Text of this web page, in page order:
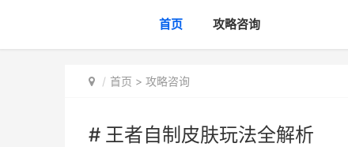
首页 攻略咨询
首页 > 攻略咨询
# 王者自制皮肤玩法全解析